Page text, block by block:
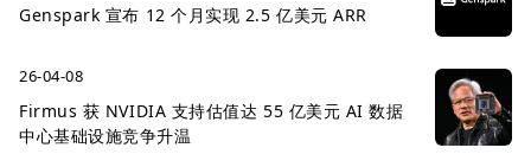
Genspark 宣布 12 个月实现 2.5 亿美元 ARR
26-04-08
Firmus 获 NVIDIA 支持估值达 55 亿美元 AI 数据
中心基础设施竞争升温